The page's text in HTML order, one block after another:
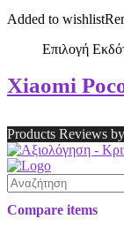
Added to wishlist
Επιλογή
Xiaomi
Products Reviews
Compare items